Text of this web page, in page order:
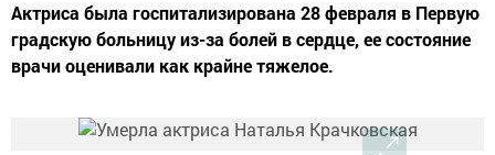
Актриса была госпитализирована 28 февраля в Первую
градскую больницу из-за болей в сердце, ее состояние
врачи оценивали как крайне тяжелое.